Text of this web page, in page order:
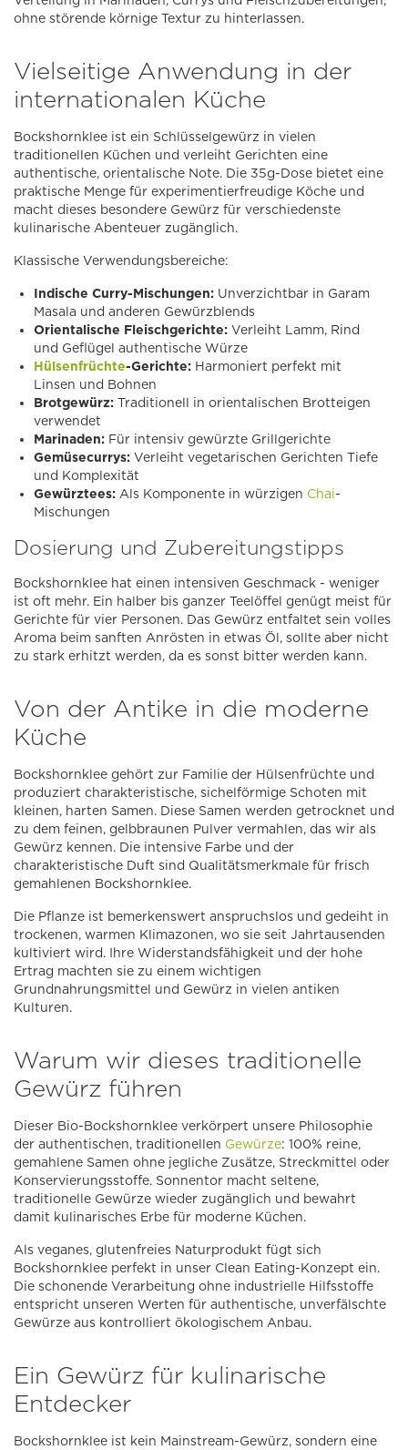
ohne störende körnige Textur zu hinterlassen.
Vielseitige Anwendung in der
internationalen Küche
Bockshornklee ist ein Schlüsselgewürz in vielen
traditionellen Küchen und verleiht Gerichten eine
authentische, orientalische Note. Die 35g-Dose bietet eine
praktische Menge für experimentierfreudige Köche und
macht dieses besondere Gewürz für verschiedenste
kulinarische Abenteuer zugänglich.
Klassische Verwendungsbereiche:
Indische Curry-Mischungen: Unverzichtbar in Garam
Masala und anderen Gewürzblends
Orientalische Fleischgerichte: Verleiht Lamm, Rind
und Geflügel authentische Würze
Hülsenfrüchte-Gerichte: Harmoniert perfekt mit
Linsen und Bohnen
Brotgewürz: Traditionell in orientalischen Brotteigen
verwendet
Marinaden: Für intensiv gewürzte Grillgerichte
Gemüsecurrys: Verleiht vegetarischen Gerichten Tiefe
und Komplexität
Gewürztees: Als Komponente in würzigen Chai-
Mischungen
Dosierung und Zubereitungstipps
Bockshornklee hat einen intensiven Geschmack - weniger
ist oft mehr. Ein halber bis ganzer Teelöffel genügt meist für
Gerichte für vier Personen. Das Gewürz entfaltet sein volles
Aroma beim sanften Anrösten in etwas Öl, sollte aber nicht
zu stark erhitzt werden, da es sonst bitter werden kann.
Von der Antike in die moderne
Küche
Bockshornklee gehört zur Familie der Hülsenfrüchte und
produziert charakteristische, sichelförmige Schoten mit
kleinen, harten Samen. Diese Samen werden getrocknet und
zu dem feinen, gelbbraunen Pulver vermahlen, das wir als
Gewürz kennen. Die intensive Farbe und der
charakteristische Duft sind Qualitätsmerkmale für frisch
gemahlenen Bockshornklee.
Die Pflanze ist bemerkenswert anspruchslos und gedeiht in
trockenen, warmen Klimazonen, wo sie seit Jahrtausenden
kultiviert wird. Ihre Widerstandsfähigkeit und der hohe
Ertrag machten sie zu einem wichtigen
Grundnahrungsmittel und Gewürz in vielen antiken
Kulturen.
Warum wir dieses traditionelle
Gewürz führen
Dieser Bio-Bockshornklee verkörpert unsere Philosophie
der authentischen, traditionellen Gewürze: 100% reine,
gemahlene Samen ohne jegliche Zusätze, Streckmittel oder
Konservierungsstoffe. Sonnentor macht seltene,
traditionelle Gewürze wieder zugänglich und bewahrt
damit kulinarisches Erbe für moderne Küchen.
Als veganes, glutenfreies Naturprodukt fügt sich
Bockshornklee perfekt in unser Clean Eating-Konzept ein.
Die schonende Verarbeitung ohne industrielle Hilfsstoffe
entspricht unseren Werten für authentische, unverfälschte
Gewürze aus kontrolliert ökologischem Anbau.
Ein Gewürz für kulinarische
Entdecker
Bockshornklee ist kein Mainstream-Gewürz, sondern eine